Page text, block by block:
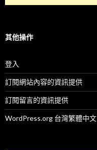
其他操作
登入
訂閱網站內容的資訊提供
訂閱留言的資訊提供
WordPress.org 台灣繁體中文